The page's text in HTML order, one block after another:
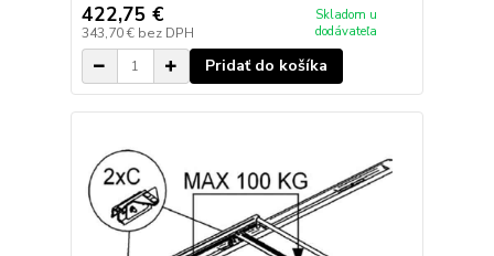
422,75 €
343,70 € bez DPH
Skladom u
dodávateľa
Pridať do košíka